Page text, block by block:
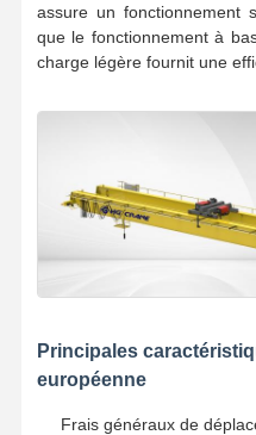
assure un fonctionnement
que le fonctionnement à
charge légère fournit une
Principales
européenne
Frais généraux de